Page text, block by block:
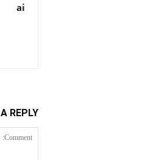
ai
REPLY